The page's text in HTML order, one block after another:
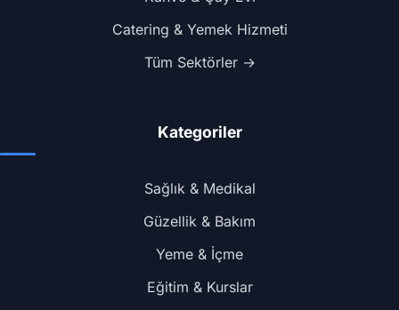
Catering & Yemek Hizmeti
Tüm Sektörler →
Kategoriler
Sağlık & Medikal
Güzellik & Bakım
Yeme & İçme
Eğitim & Kurslar